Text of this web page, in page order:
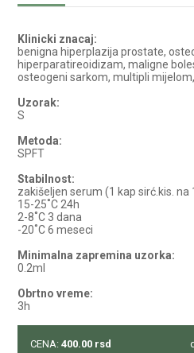
Klinicki znacaj:
benigna hiperplazija prostate,
hiperparatireoidizam, maligne
osteogeni sarkom, multipli
Uzorak:
S
Metoda:
SPFT
Stabilnost:
zakišeljen serum (1 kap sirć.kis. na
15-25˚C 24h
2-8˚C 3 dana
-20˚C 6 meseci
Minimalna zapremina uzorka:
0.2ml
Obrtno vreme:
3h
CENA: 400.00 rsd